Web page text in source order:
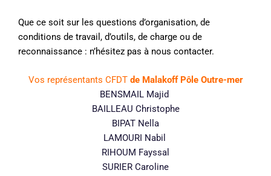
Que ce soit sur les questions d’organisation, de
conditions de travail, d’outils, de charge ou de
reconnaissance : n’hésitez pas à nous contacter.
Vos représentants CFDT de Malakoff Pôle Outre-mer
BENSMAIL Majid
BAILLEAU Christophe
BIPAT Nella
LAMOURI Nabil
RIHOUM Fayssal
SURIER Caroline